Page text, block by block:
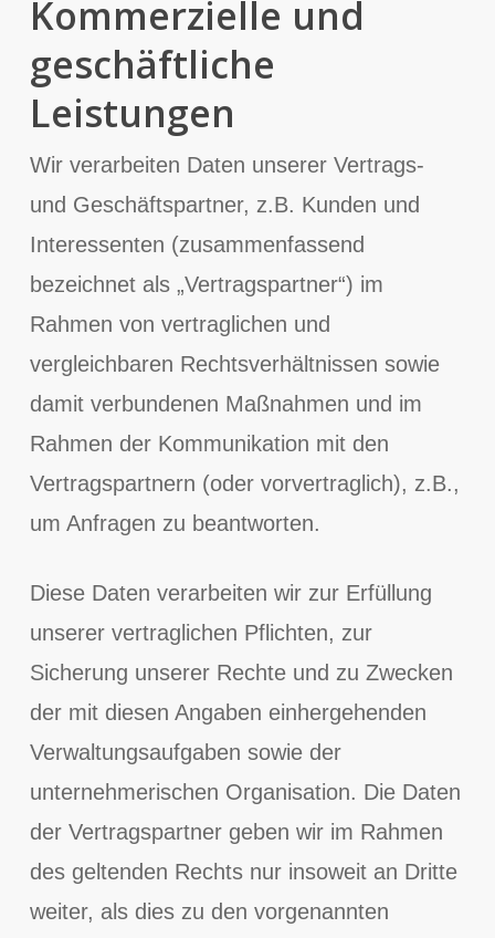
Kommerzielle und
geschäftliche
Leistungen
Wir verarbeiten Daten unserer Vertrags-
und Geschäftspartner, z.B. Kunden und
Interessenten (zusammenfassend
bezeichnet als „Vertragspartner“) im
Rahmen von vertraglichen und
vergleichbaren Rechtsverhältnissen sowie
damit verbundenen Maßnahmen und im
Rahmen der Kommunikation mit den
Vertragspartnern (oder vorvertraglich), z.B.,
um Anfragen zu beantworten.
Diese Daten verarbeiten wir zur Erfüllung
unserer vertraglichen Pflichten, zur
Sicherung unserer Rechte und zu Zwecken
der mit diesen Angaben einhergehenden
Verwaltungsaufgaben sowie der
unternehmerischen Organisation. Die Daten
der Vertragspartner geben wir im Rahmen
des geltenden Rechts nur insoweit an Dritte
weiter, als dies zu den vorgenannten